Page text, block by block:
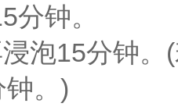
钟。
泡15分钟。
。)